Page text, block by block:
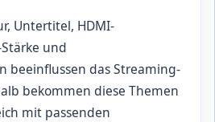
Untertitel, HDMI-
und
beeinflussen das Streaming-
bekommen diese Themen
mit passenden